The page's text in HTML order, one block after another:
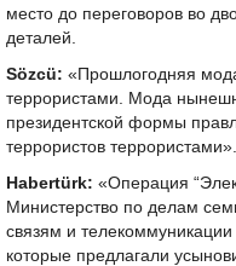
место до переговоров во
деталей.
Sözcü: «Прошлогодняя
террористами. Мода
президентской формы
террористов террористами».
Habertürk: «Операция
Министерство по делам
связям и
которые предлагали